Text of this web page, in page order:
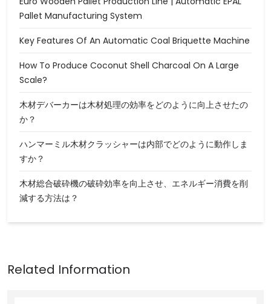
Pallet Manufacturing System
Key Features Of An Automatic Coal Briquette Machine
How To Produce Coconut Shell Charcoal On A Large
Scale?
木材デバーカーは木材処理の効率をどのように向上させたの
か？
ハンマーミル木材クラッシャーは内部でどのように動作しま
すか？
木材総合破砕機の破砕効率を向上させ、エネルギー消費を削
減する方法は？